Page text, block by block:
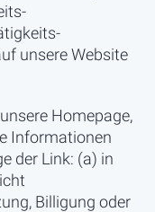
unsere Website
Homepage,
Informationen
der Link: (a) in
Billigung oder